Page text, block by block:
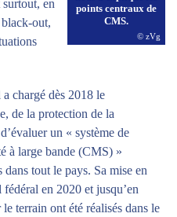
points centraux de
CMS.
© zVg
en
out,
chargé dès 2018 le
de la protection de la
un « système de
à large bande (CMS) »
tout le pays. Sa mise en
en 2020 et jusqu’en
le terrain ont été réalisés dans le